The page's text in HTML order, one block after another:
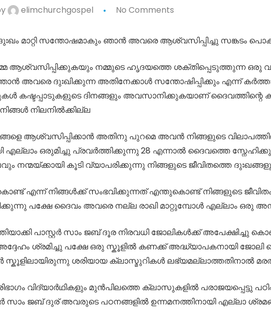
elimchurchgospel No Comments
മാറ്റി സന്തോഷമാകും ഞാൻ അവരെ ആശ്വസിപ്പിച്ചു സങ്കടം
ആശ്വസിപ്പിക്കുകയും നമ്മുടെ ഹൃദയത്തെ ശക്തിപ്പെടുത്തുന്ന ഒരു
ദുഃഖിക്കുന്ന അതിനേക്കാൾ സന്തോഷിപ്പിക്കും എന്ന്
കഷ്ടപ്പാടുകളുടെ ദിനങ്ങളും അവസാനിക്കുകയാണ് ദൈവത്തിന്റെ
നിലനിൽക്കില്ല
ആശ്വസിപ്പിക്കാൻ അതിനു പുറമെ അവൻ നിങ്ങളുടെ
എല്ലാം ഒരുമിച്ചു പ്രവർത്തിക്കുന്നു 28 എന്നാൽ ദൈവത്തെ
നന്മയ്ക്കായി കൂടി വ്യാപരിക്കുന്നു നിങ്ങളുടെ ജീവിതത്തെ
എന്ന് നിങ്ങൾക്ക് സംഭവിക്കുന്നത് എന്തുകൊണ്ട് നിങ്ങളുടെ
പക്ഷേ ദൈവം അവരെ നല്ല രാഖി മാറ്റുമ്പോൾ എല്ലാം ഒരു
പാസ്റ്റർ സാം ജബ് ദൂര നിരവധി ജോലികൾക്ക് അപേക്ഷിച്ചു
ശ്രമിച്ചു പക്ഷേ ഒരു സ്കൂളിൽ കണക്ക് അദ്ധ്യാപകനായി
ശരിയായ ക്ലാസ്മുറികൾ ലഭ്യമല്ലാത്തതിനാൽ
വിദ്യാർഥികളും മുൻപിലത്തെ ക്ലാസുകളിൽ പരാജയപ്പെട്ടു
സാം ജബ് ദുര് അവരുടെ പഠനങ്ങളിൽ ഉന്നമനത്തിനായി എല്ലാ